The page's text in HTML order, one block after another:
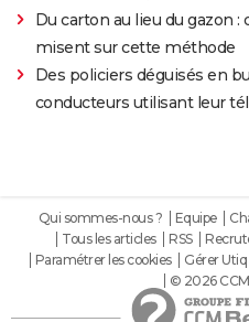
Du carton au lieu du gazon
misent sur cette méthode
Des policiers déguisés en
conducteurs utilisant leur
Qui sommes-nous ? Equipe
Tous les articles
RSS
Paramétrer les cookies
Gérer Utiq
© 2026